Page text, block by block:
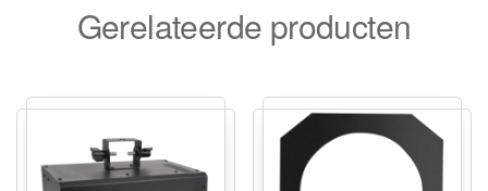
Gerelateerde producten